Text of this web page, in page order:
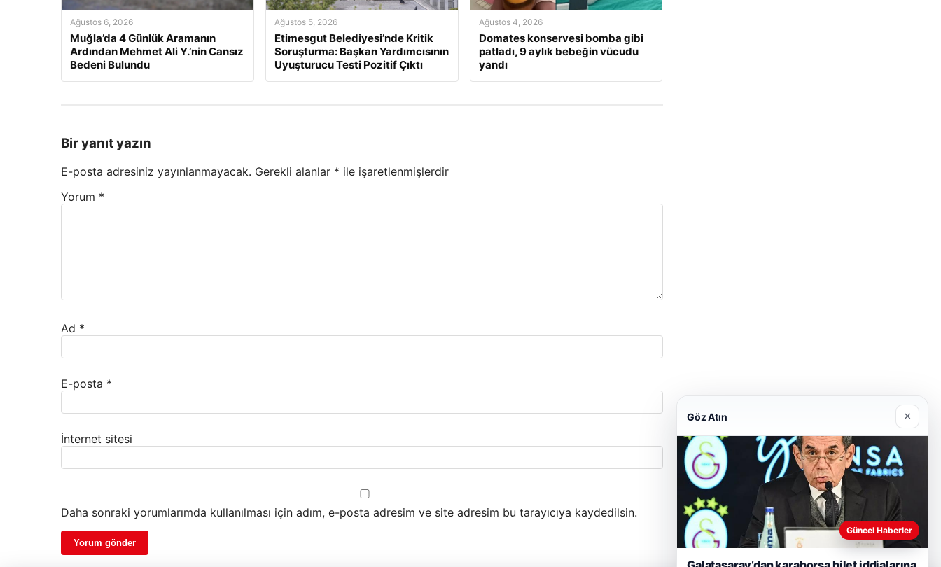
Ağustos 6, 2026
Muğla’da 4 Günlük Aramanın
Ardından Mehmet Ali Y.’nin Cansız
Bedeni Bulundu
Ağustos 5, 2026
Etimesgut Belediyesi’nde Kritik
Soruşturma: Başkan Yardımcısının
Uyuşturucu Testi Pozitif Çıktı
Ağustos 4, 2026
Domates konservesi bomba gibi
patladı, 9 aylık bebeğin vücudu
yandı
Bir yanıt yazın
E-posta adresiniz yayınlanmayacak. Gerekli alanlar * ile işaretlenmişlerdir
Yorum *
Ad *
E-posta *
İnternet sitesi
Daha sonraki yorumlarımda kullanılması için adım, e-posta adresim ve site adresim bu tarayıcıya kaydedilsin.
Göz Atın ×
Güncel Haberler